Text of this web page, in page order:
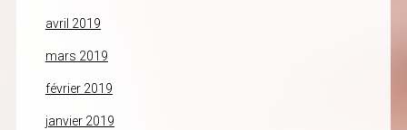
avril 2019
mars 2019
février 2019
janvier 2019